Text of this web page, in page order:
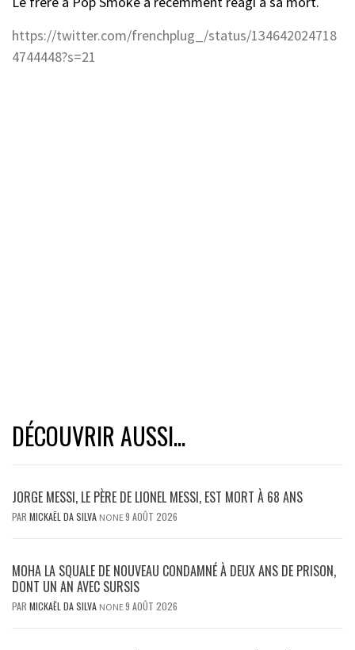
https://twitter.com/frenchplug_/status/134642024718
4744448?s=21
DÉCOUVRIR AUSSI...
JORGE MESSI, LE PÈRE DE LIONEL MESSI, EST MORT À 68 ANS
PAR MICKAËL DA SILVA NONE9 AOÛT 2026
MOHA LA SQUALE DE NOUVEAU CONDAMNÉ À DEUX ANS DE PRISON,
DONT UN AN AVEC SURSIS
PAR MICKAËL DA SILVA NONE9 AOÛT 2026